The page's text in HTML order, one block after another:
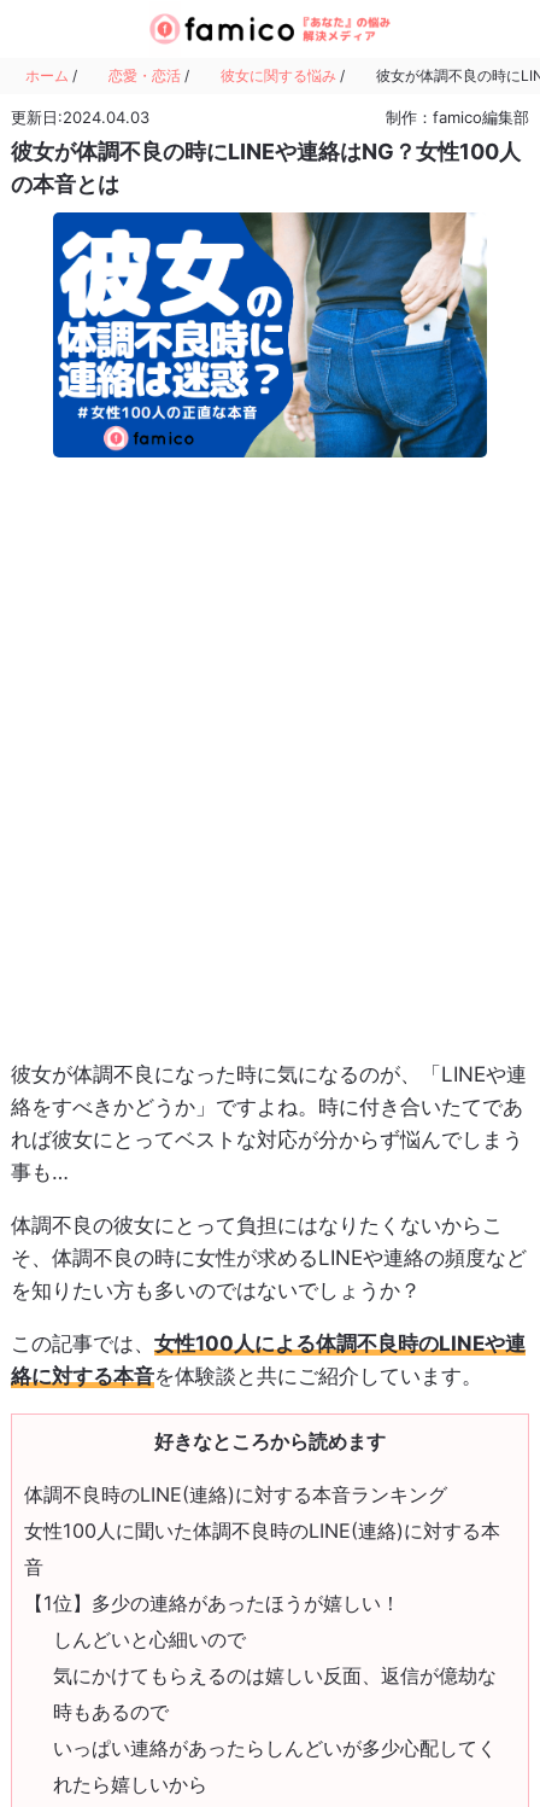
ホーム / 恋愛・恋活 / 彼女に関する悩み / 彼女が体調不良の時に
更新日:2024.04.03 制作：famico編集部
彼女が体調不良の時にLINEや連絡はNG？女性100人
の本音とは
彼女が体調不良になった時に気になるのが、「LINEや連
絡をすべきかどうか」ですよね。時に付き合いたてであ
れば彼女にとってベストな対応が分からず悩んでしまう
事も…
体調不良の彼女にとって負担にはなりたくないからこ
そ、体調不良の時に女性が求めるLINEや連絡の頻度など
を知りたい方も多いのではないでしょうか？
この記事では、 女性100人による体調不良時のLINEや連
絡に対する本音を体験談と共にご紹介しています。
好きなところから読めます
体調不良時のLINE(連絡)に対する本音ランキング
女性100人に聞いた体調不良時のLINE(連絡)に対する本
音
【1位】多少の連絡があったほうが嬉しい！
しんどいと心細いので
気にかけてもらえるのは嬉しい反面、返信が億劫な
時もあるので
いっぱい連絡があったらしんどいが多少心配してく
れたら嬉しいから